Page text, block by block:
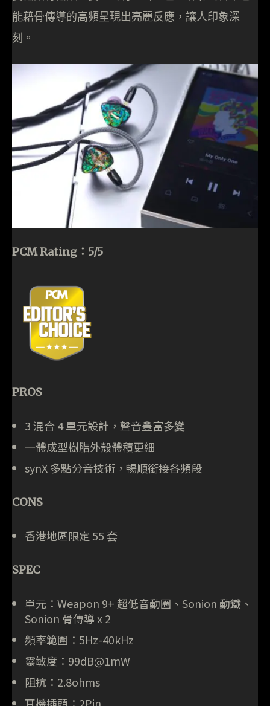
能藉骨傳導的高頻呈現出亮麗反應，讓人印象深
刻。
PCM Rating：5/5
PROS
3 混合 4 單元設計，聲音豐富多變
一體成型樹脂外殼體積更細
synX 多點分音技術，暢順銜接各頻段
CONS
香港地區限定 55 套
SPEC
單元：Weapon 9+ 超低音動圈、Sonion 動鐵、
Sonion 骨傳導 x 2
頻率範圍：5Hz-40kHz
靈敏度：99dB@1mW
阻抗：2.8ohms